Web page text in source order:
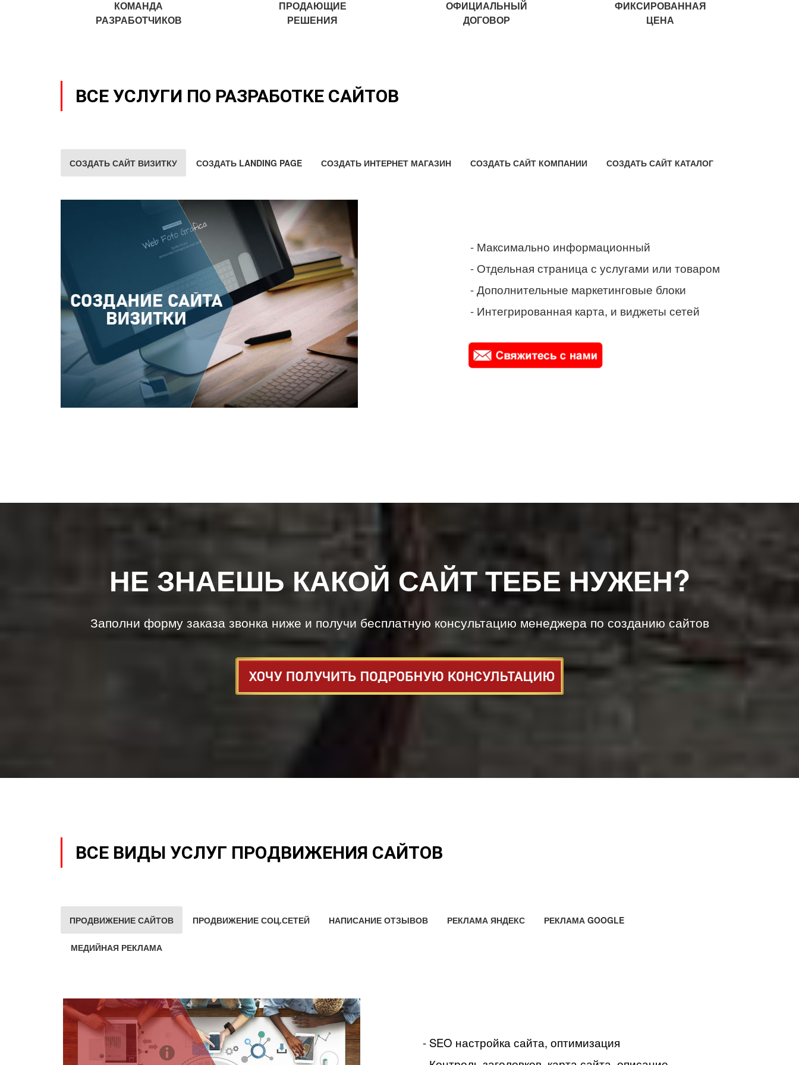
КОМАНДА
РАЗРАБОТЧИКОВ
ПРОДАЮЩИЕ
РЕШЕНИЯ
ОФИЦИАЛЬНЫЙ
ДОГОВОР
ФИКСИРОВАННАЯ
ЦЕНА
ВСЕ УСЛУГИ ПО РАЗРАБОТКЕ САЙТОВ
СОЗДАТЬ САЙТ ВИЗИТКУ СОЗДАТЬ LANDING PAGE СОЗДАТЬ ИНТЕРНЕТ МАГАЗИН СОЗДАТЬ САЙТ КОМПАНИИ СОЗДАТЬ САЙТ КАТАЛОГ
- Максимально информационный
- Отдельная страница с услугами или товаром
- Дополнительные маркетинговые блоки
- Интегрированная карта, и виджеты сетей
НЕ ЗНАЕШЬ КАКОЙ САЙТ ТЕБЕ НУЖЕН?
Заполни форму заказа звонка ниже и получи бесплатную консультацию менеджера по созданию сайтов
ВСЕ ВИДЫ УСЛУГ ПРОДВИЖЕНИЯ САЙТОВ
ПРОДВИЖЕНИЕ САЙТОВ ПРОДВИЖЕНИЕ СОЦ.СЕТЕЙ НАПИСАНИЕ ОТЗЫВОВ РЕКЛАМА ЯНДЕКС РЕКЛАМА GOOGLE
МЕДИЙНАЯ РЕКЛАМА
- SEO настройка сайта, оптимизация